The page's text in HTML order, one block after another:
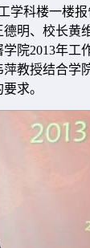
学科楼一楼
明、校长黄
院2013年工
教授结合学
求。